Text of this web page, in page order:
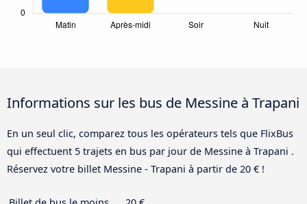
Informations sur les bus de Messine à Trapani
En un seul clic, comparez tous les opérateurs tels que FlixBus
qui effectuent 5 trajets en bus par jour de Messine à Trapani .
Réservez votre billet Messine - Trapani à partir de 20 € !